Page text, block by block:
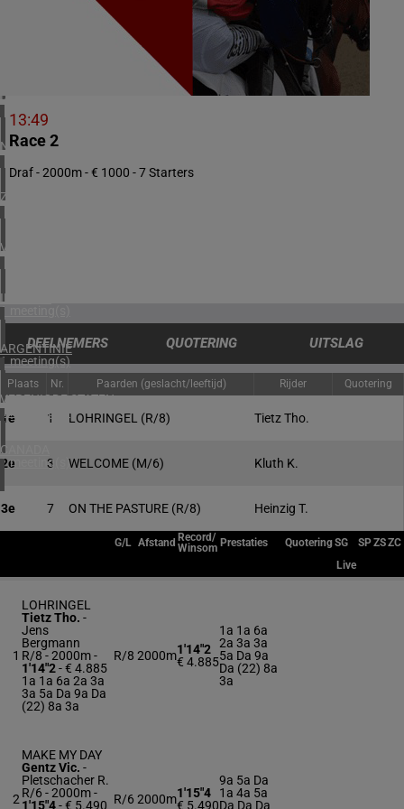
DENEMARKEN
1 meeting(s)
NOORWEGEN
1 meeting(s)
ZUID-AFRIKA
1 meeting(s)
VERENIGD KONINKRIJK
2 meeting(s)
IERLAND
1 meeting(s)
ARGENTINIË
1 meeting(s)
VERENIGDE STATEN
4 meeting(s)
CANADA
1 meeting(s)
13:49
Race 2
Draf - 2000m - € 1000 - 7 Starters
DEELNEMERS QUOTERING UITSLAG
Plaats Nr. Paarden (geslacht/leeftijd) Rijder Quotering
1e 1 LOHRINGEL (R/8) Tietz Tho.
2e 3 WELCOME (M/6) Kluth K.
3e 7 ON THE PASTURE (R/8) Heinzig T.
G/L Afstand Record/
Winsom Prestaties QuoteringSG SPZSZC
Live
1
LOHRINGEL
Tietz Tho. -
Jens
Bergmann
R/8 - 2000m-
1'14"2- € 4.885
1a 1a 6a 2a 3a
3a 5a Da 9a Da
(22) 8a 3a
R/8 2000m1'14"2
€ 4.885
1a 1a 6a
2a 3a 3a
5a Da 9a
Da (22) 8a
3a
2
MAKE MY DAY
Gentz Vic. -
Pletschacher R.
R/6 - 2000m-
1'15"4- € 5.490 R/6 2000m1'15"4
€ 5.490
9a 5a Da
1a 4a 5a
Da Da Da